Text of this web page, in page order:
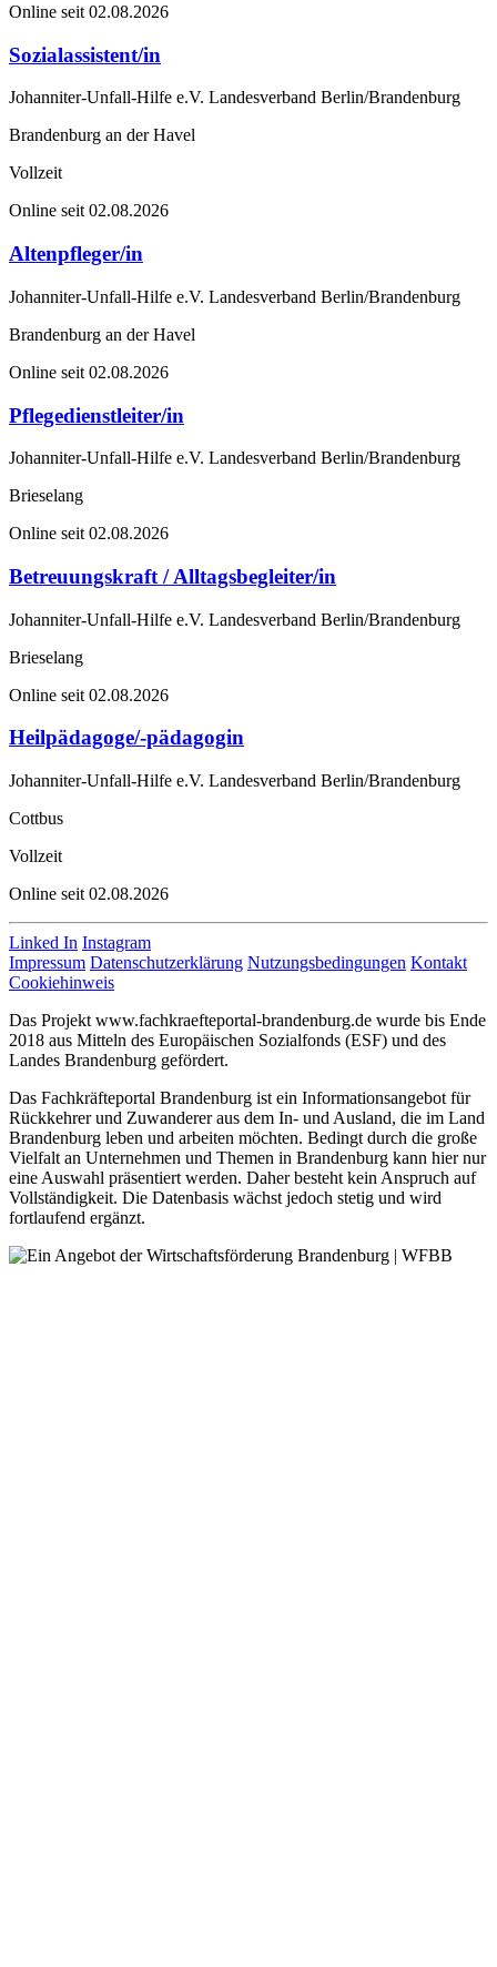
Online seit 02.08.2026
Sozialassistent/in
Johanniter-Unfall-Hilfe e.V. Landesverband Berlin/Brandenburg
Brandenburg an der Havel
Vollzeit
Online seit 02.08.2026
Altenpfleger/in
Johanniter-Unfall-Hilfe e.V. Landesverband Berlin/Brandenburg
Brandenburg an der Havel
Online seit 02.08.2026
Pflegedienstleiter/in
Johanniter-Unfall-Hilfe e.V. Landesverband Berlin/Brandenburg
Brieselang
Online seit 02.08.2026
Betreuungskraft / Alltagsbegleiter/in
Johanniter-Unfall-Hilfe e.V. Landesverband Berlin/Brandenburg
Brieselang
Online seit 02.08.2026
Heilpädagoge/-pädagogin
Johanniter-Unfall-Hilfe e.V. Landesverband Berlin/Brandenburg
Cottbus
Vollzeit
Online seit 02.08.2026
Linked In Instagram
Impressum Datenschutzerklärung Nutzungsbedingungen Kontakt
Cookiehinweis
Das Projekt www.fachkraefteportal-brandenburg.de wurde bis Ende
2018 aus Mitteln des Europäischen Sozialfonds (ESF) und des
Landes Brandenburg gefördert.
Das Fachkräfteportal Brandenburg ist ein Informationsangebot für
Rückkehrer und Zuwanderer aus dem In- und Ausland, die im Land
Brandenburg leben und arbeiten möchten. Bedingt durch die große
Vielfalt an Unternehmen und Themen in Brandenburg kann hier nur
eine Auswahl präsentiert werden. Daher besteht kein Anspruch auf
Vollständigkeit. Die Datenbasis wächst jedoch stetig und wird
fortlaufend ergänzt.